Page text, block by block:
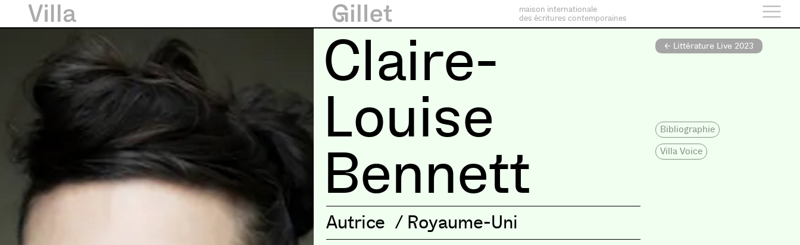
maison internationale
des écritures contemporaines
Claire-
Louise
Bennett
Autrice / Royaume-Uni
← Littérature Live 2023
Bibliographie
Villa Voice